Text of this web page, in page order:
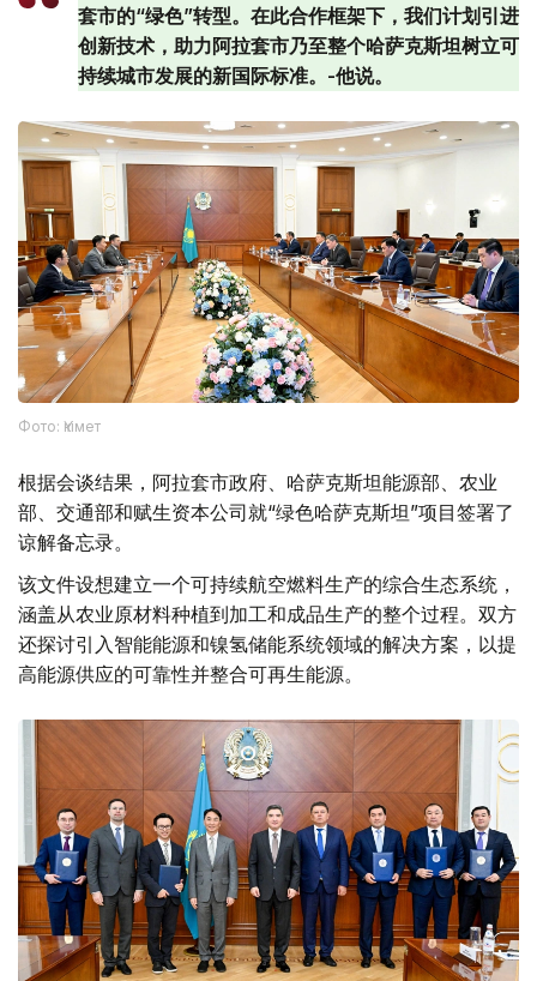
套市的“绿色”转型。在此合作框架下，我们计划引进
创新技术，助力阿拉套市乃至整个哈萨克斯坦树立可
持续城市发展的新国际标准。-他说。
Фото: Үкімет
根据会谈结果，阿拉套市政府、哈萨克斯坦能源部、农业
部、交通部和赋生资本公司就“绿色哈萨克斯坦”项目签署了
谅解备忘录。
该文件设想建立一个可持续航空燃料生产的综合生态系统，
涵盖从农业原材料种植到加工和成品生产的整个过程。双方
还探讨引入智能能源和镍氢储能系统领域的解决方案，以提
高能源供应的可靠性并整合可再生能源。